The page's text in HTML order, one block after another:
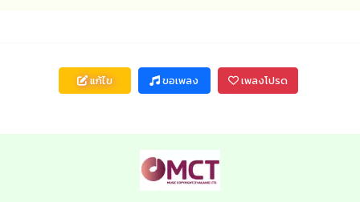
แก้ไข ขอเพลง เพลงโปรด